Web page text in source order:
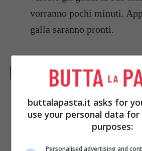
vorranno pochi minuti.
galla saranno pronti.
Scolate glignudi toscani
per eliminare l'acqua in
piacimento servendoli ben
buttalapasta.it asks for
use your personal data
purposes:
Personalised advertising and